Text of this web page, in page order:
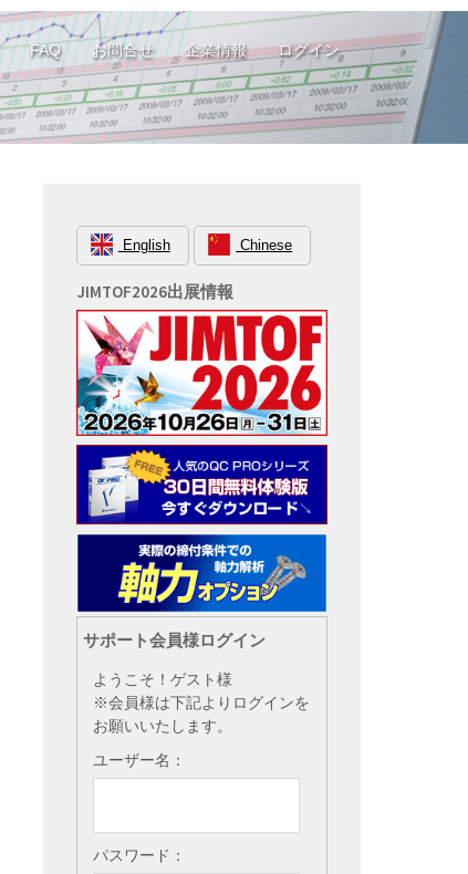
FAQ お問合せ 企業情報 ログイン
English Chinese
JIMTOF2026出展情報
サポート会員様ログイン
ようこそ！ゲスト様
※会員様は下記よりログインを
お願いいたします。
ユーザー名：
パスワード：